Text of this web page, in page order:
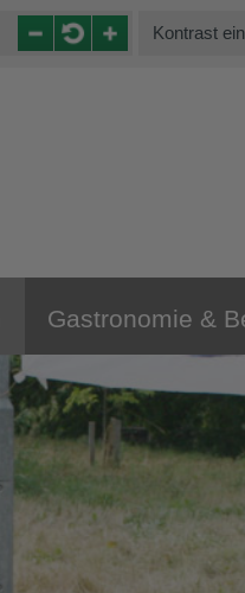
Kontrast
Gastronomie &